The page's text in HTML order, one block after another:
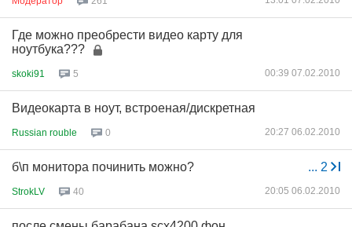
Где можно преобрести видео карту для
ноутбука???
skoki91 5 00:39 07.02.2010
Видеокарта в ноут, встроеная/дискретная
Russian rouble 0 20:27 06.02.2010
... 2
б\п монитора починить можно?
StrokLV 40 20:05 06.02.2010